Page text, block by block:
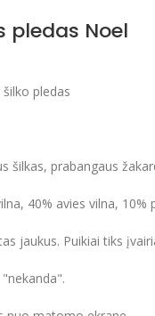
pledas Noel
pledas
šilkas, prabangaus
40% avies vilna, 10%
jaukus. Puikiai tiks